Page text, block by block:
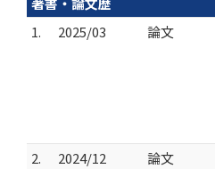
1.
2025/03 論文
2.
2024/12 論文